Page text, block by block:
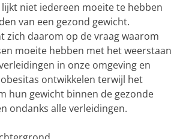
niet iedereen moeite te hebben
van een gezond gewicht.
zich daarom op de vraag waarom
moeite hebben met het weerstaan
in onze omgeving en
ontwikkelen terwijl het
hun gewicht binnen de gezonde
ondanks alle verleidingen.